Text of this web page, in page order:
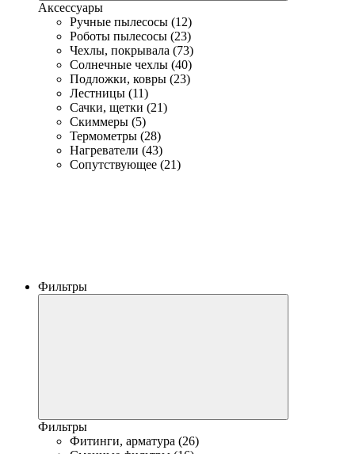
Аксессуары
Ручные пылесосы (12)
Роботы пылесосы (23)
Чехлы, покрывала (73)
Солнечные чехлы (40)
Подложки, ковры (23)
Лестницы (11)
Сачки, щетки (21)
Скиммеры (5)
Термометры (28)
Нагреватели (43)
Сопутствующее (21)
Фильтры
Фильтры
Фитинги, арматура (26)